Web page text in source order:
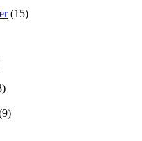
(15)